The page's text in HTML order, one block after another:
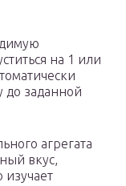
на 1 или
до заданной
агрегата
вкус,
изучает